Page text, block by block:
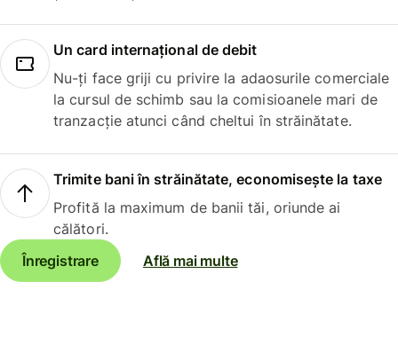
Un card internațional de debit
Nu-ți face griji cu privire la adaosurile comerciale
la cursul de schimb sau la comisioanele mari de
tranzacție atunci când cheltui în străinătate.
Trimite bani în străinătate, economisește la taxe
Profită la maximum de banii tăi, oriunde ai
călători.
Înregistrare
Află mai multe